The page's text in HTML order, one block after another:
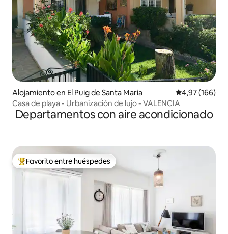
Alojamiento en El Puig de Santa Maria Calificación
4,97 (166)
Casa de playa - Urbanización de lujo - VALENCIA
Departamentos con aire acondicionado
Favorito entre los huéspedes más destacados
Favorito entre huéspedes